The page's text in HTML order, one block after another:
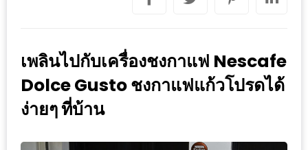
…
งาน
เดียว
ครบ
เพลินไปกับเครื่องชงกาแฟ Nescafe
Dolce Gusto ชงกาแฟแก้วโปรดได้
ง่ายๆ ที่บ้าน